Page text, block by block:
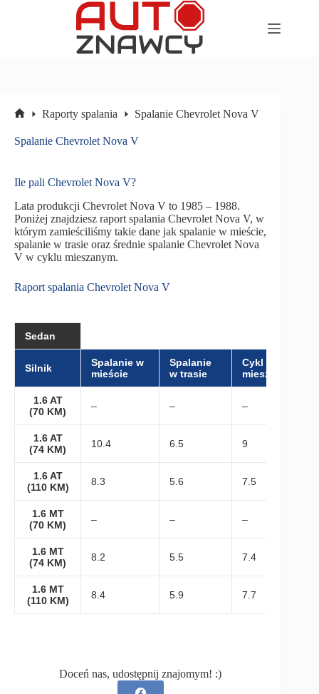
główna
Raporty spalania Spalanie Chevrolet Nova V
Spalanie Chevrolet Nova V
Ile pali Chevrolet Nova V?
Lata produkcji Chevrolet Nova V to 1985 – 1988.
Poniżej znajdziesz raport spalania Chevrolet Nova V, w
którym zamieściliśmy takie dane jak spalanie w mieście,
spalanie w trasie oraz średnie spalanie Chevrolet Nova
V w cyklu mieszanym.
Raport spalania Chevrolet Nova V
Sedan
Silnik
Spalanie w
mieście
Spalanie
w trasie
Cykl
mieszany
1.6 AT
(70 KM)
– – –
1.6 AT
(74 KM)
10.4 6.5 9
1.6 AT
(110 KM)
8.3 5.6 7.5
1.6 MT
(70 KM)
– – –
1.6 MT
(74 KM)
8.2 5.5 7.4
1.6 MT
(110 KM)
8.4 5.9 7.7
Doceń nas, udostępnij znajomym! :)